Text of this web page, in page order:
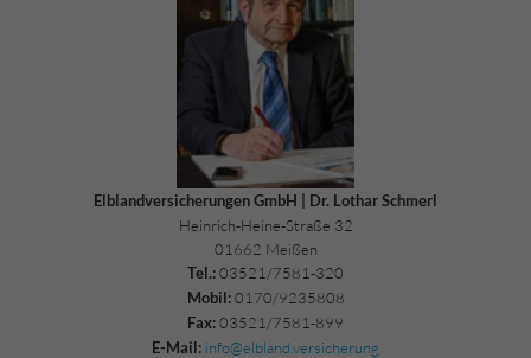
Elblandversicherungen GmbH | Dr. Lothar Schmerl
Heinrich-Heine-Straße 32
01662 Meißen
Tel.: 03521/7581-320
Mobil:0170/9235808
Fax: 03521/7581-899
E-Mail: info@elbland.versicherung